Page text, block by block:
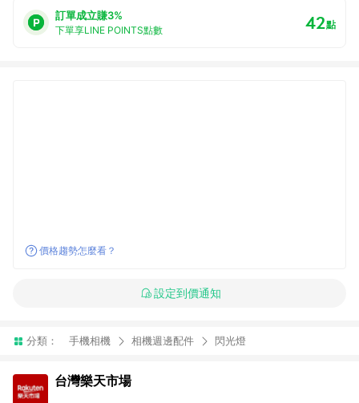
訂單成立賺3%
下單享LINE POINTS點數 42點
價格趨勢怎麼看？
設定到價通知
分類： 手機相機 相機週邊配件 閃光燈
台灣樂天市場